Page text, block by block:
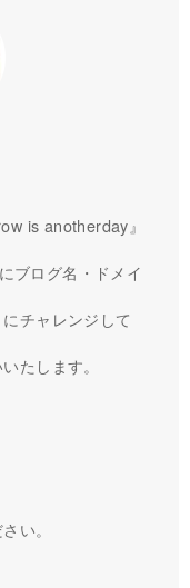
is anotherday』
ブログ名・ドメイ
チャレンジして
たします。
い。